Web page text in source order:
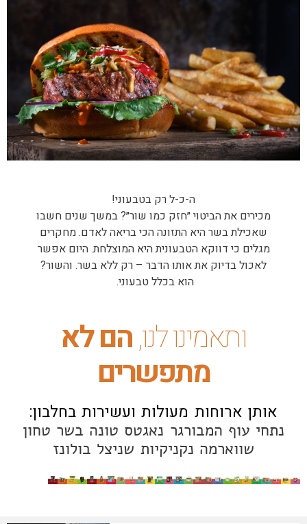
ה-כ-ל רק בטבעוני!
מכירים את הביטוי ״חזק כמו שור״? במשך שנים חשבו
שאכילת בשר היא התזונה הכי בריאה לאדם. מחקרים
מגלים כי דווקא הטבעונית היא המוצלחת. היום אפשר
לאכול בדיוק את אותו הדבר – רק ללא בשר. והשור?
הוא בכלל טבעוני.
ותאמינו לנו,הם לא
מתפשרים
אותן ארוחות מעולות ועשירות בחלבון:
נתחי עוף המבורגר נאגטס טונה בשר טחון
שווארמה נקניקיות שניצל בולונז